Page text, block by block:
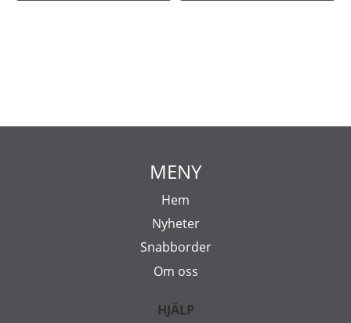
MENY
Hem
Nyheter
Snabborder
Om oss
HJÄLP